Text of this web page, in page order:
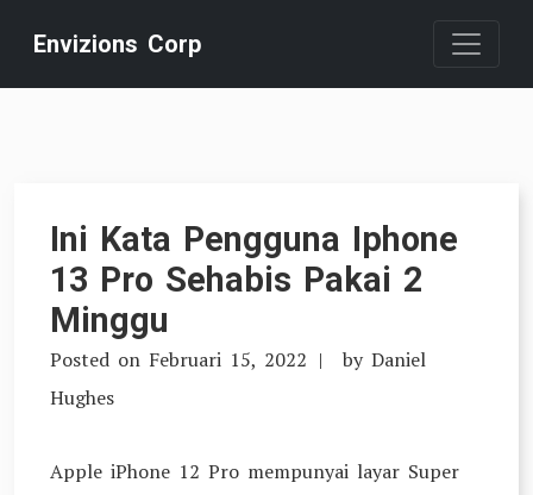
content
Envizions Corp
Ini Kata Pengguna Iphone
13 Pro Sehabis Pakai 2
Minggu
Posted on Februari 15, 2022 by Daniel
Hughes
Apple iPhone 12 Pro mempunyai layar Super